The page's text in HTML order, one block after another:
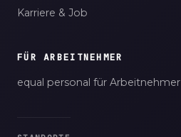
Karriere & Job
FÜR ARBEITNEHMER
equal personal für Arbeitnehmer